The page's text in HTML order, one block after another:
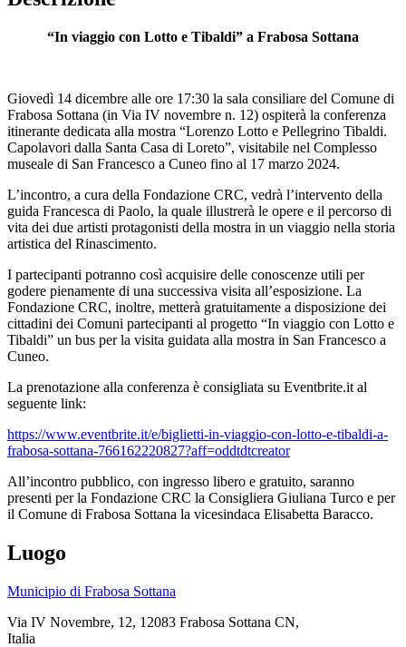
“In viaggio con Lotto e Tibaldi” a Frabosa Sottana
Giovedì 14 dicembre alle ore 17:30 la sala consiliare del Comune di
Frabosa Sottana (in Via IV novembre n. 12) ospiterà la conferenza
itinerante dedicata alla mostra “Lorenzo Lotto e Pellegrino Tibaldi.
Capolavori dalla Santa Casa di Loreto”, visitabile nel Complesso
museale di San Francesco a Cuneo fino al 17 marzo 2024.
L’incontro, a cura della Fondazione CRC, vedrà l’intervento della
guida Francesca di Paolo, la quale illustrerà le opere e il percorso di
vita dei due artisti protagonisti della mostra in un viaggio nella storia
artistica del Rinascimento.
I partecipanti potranno così acquisire delle conoscenze utili per
godere pienamente di una successiva visita all’esposizione. La
Fondazione CRC, inoltre, metterà gratuitamente a disposizione dei
cittadini dei Comuni partecipanti al progetto “In viaggio con Lotto e
Tibaldi” un bus per la visita guidata alla mostra in San Francesco a
Cuneo.
La prenotazione alla conferenza è consigliata su Eventbrite.it al
seguente link:
https://www.eventbrite.it/e/biglietti-in-viaggio-con-lotto-e-tibaldi-a-
frabosa-sottana-766162220827?aff=oddtdtcreator
All’incontro pubblico, con ingresso libero e gratuito, saranno
presenti per la Fondazione CRC la Consigliera Giuliana Turco e per
il Comune di Frabosa Sottana la vicesindaca Elisabetta Baracco.
Luogo
Municipio di Frabosa Sottana
Via IV Novembre, 12, 12083 Frabosa Sottana CN,
Italia